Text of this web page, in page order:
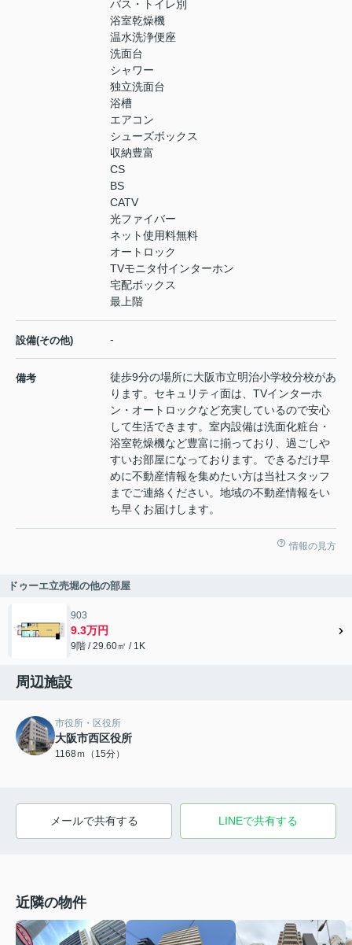
バス・トイレ別
浴室乾燥機
温水洗浄便座
洗面台
シャワー
独立洗面台
浴槽
エアコン
シューズボックス
収納豊富
CS
BS
CATV
光ファイバー
ネット使用料無料
オートロック
TVモニタ付インターホン
宅配ボックス
最上階
設備(その他) -
備考
徒歩9分の場所に大阪市立明治小学校分校があ
ります。セキュリティ面は、TVインターホ
ン・オートロックなど充実しているので安心
して生活できます。室内設備は洗面化粧台・
浴室乾燥機など豊富に揃っており、過ごしや
すいお部屋になっております。できるだけ早
めに不動産情報を集めたい方は当社スタッフ
までご連絡ください。地域の不動産情報をい
ち早くお届けします。
情報の見方
ドゥーエ立売堀の他の部屋
903
9.3万円
9階 / 29.60㎡ / 1K
周辺施設
市役所・区役所
大阪市西区役所
1168ｍ（15分）
メールで共有する LINEで共有する
近隣の物件